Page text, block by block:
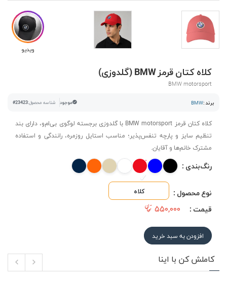
ویدیو
کلاه کتان قرمز BMW (گلدوزی)
BMW motorsport
برند :BMW موجود شناسه محصول:#23423
کلاه کتان قرمز BMW motorsport با گلدوزی برجسته لوگوی بی‌ام‌و، دارای بند
تنظیم سایز و پارچه تنفس‌پذیر؛ مناسب استایل روزمره، رانندگی و استفاده
مشترک خانم‌ها و آقایان.
رنگ‌بندی :
نوع محصول : کلاه
قیمت : ۵۵۰,۰۰۰
افزودن به سبد خرید
کاملش کن با اینا